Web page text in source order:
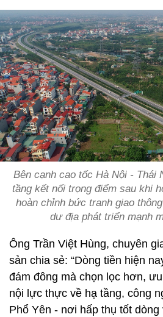
Bên cạnh cao tốc Hà Nội - Thái
tầng kết nối trọng điểm sau khi
hoàn chỉnh bức tranh giao
dư địa phát triển mạnh
Ông Trần Việt Hùng, chuyên
sản chia sẻ: “Dòng tiền hiện
đám đông mà chọn lọc hơn,
nội lực thực về hạ tầng, công
Phổ Yên - nơi hấp thụ tốt dòng